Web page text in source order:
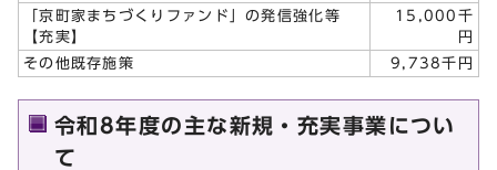
「京町家まちづくりファンド」の発信強化等
【充実】
15,000千
円
その他既存施策
9,738千円
令和8年度の主な新規・充実事業につい
て